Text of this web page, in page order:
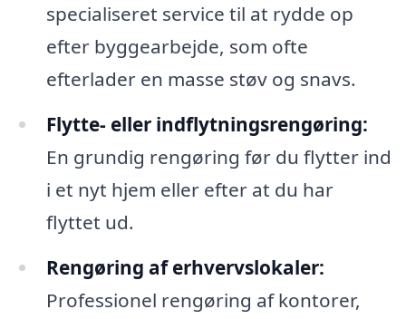
specialiseret service til at rydde op
efter byggearbejde, som ofte
efterlader en masse støv og snavs.
Flytte- eller indflytningsrengøring:
En grundig rengøring før du flytter ind
i et nyt hjem eller efter at du har
flyttet ud.
Rengøring af erhvervslokaler:
Professionel rengøring af kontorer,